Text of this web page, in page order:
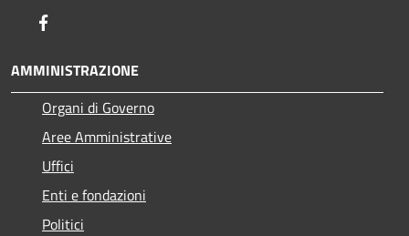
AMMINISTRAZIONE
Organi di Governo
Aree Amministrative
Uffici
Enti e fondazioni
Politici